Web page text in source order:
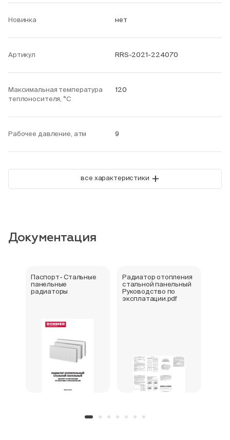
Новинка нет
Артикул RRS-2021-224070
Максимальная температура
теплоносителя, °С
120
Рабочее давление, атм 9
все характеристики +
Документация
Паспорт- Стальные
панельные
радиаторы
Радиатор отопления
стальной панельный
Руководство по
эксплатации.pdf